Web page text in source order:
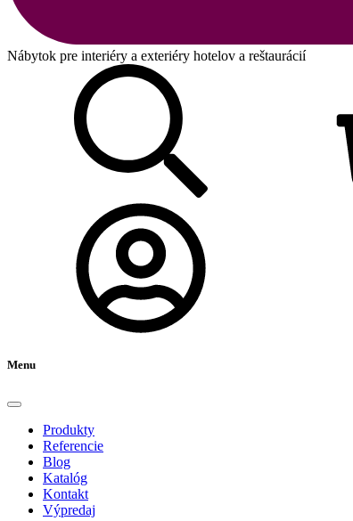
Nábytok pre interiéry a exteriéry hotelov a reštaurácií
Menu
Produkty
Referencie
Blog
Katalóg
Kontakt
Výpredaj